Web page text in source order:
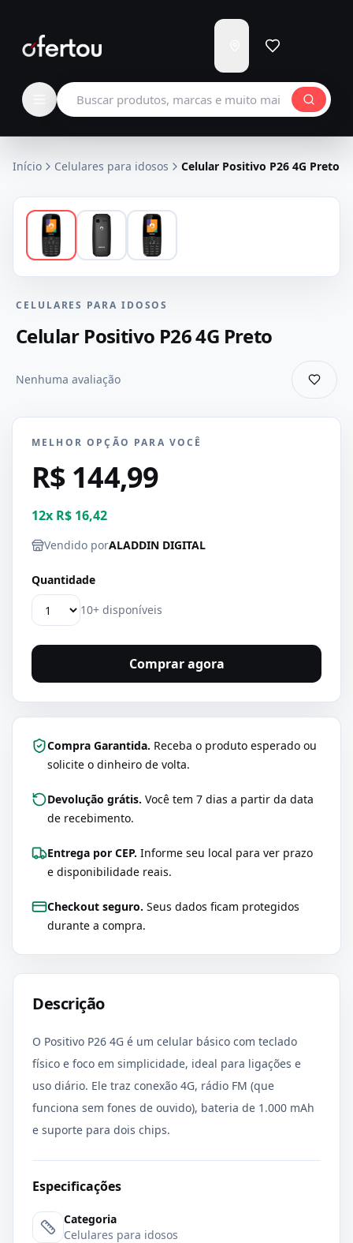
para
Carregando...
Buscar produtos
Início Celulares para idosos Celular Positivo P26 4G Preto
CELULARES PARA IDOSOS
Celular Positivo P26 4G Preto
Nenhuma avaliação
MELHOR OPÇÃO PARA VOCÊ
R$ 144,99
12x R$ 16,42
Vendido porALADDIN DIGITAL
Quantidade
10+ disponíveis
Comprar agora
Compra Garantida. Receba o produto esperado ou
solicite o dinheiro de volta.
Devolução grátis. Você tem 7 dias a partir da data
de recebimento.
Entrega por CEP. Informe seu local para ver prazo
e disponibilidade reais.
Checkout seguro. Seus dados ficam protegidos
durante a compra.
Descrição
O Positivo P26 4G é um celular básico com teclado
físico e foco em simplicidade, ideal para ligações e
uso diário. Ele traz conexão 4G, rádio FM (que
funciona sem fones de ouvido), bateria de 1.000 mAh
e suporte para dois chips.
Especificações
Categoria
Celulares para idosos